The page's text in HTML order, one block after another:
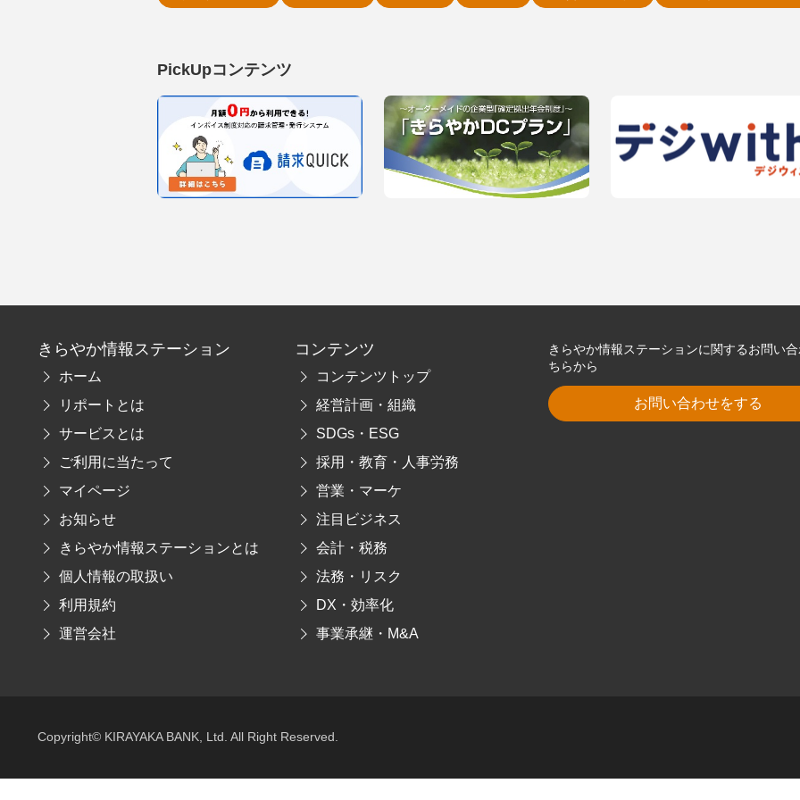
PickUpコンテンツ
きらやか情報ステーション
ホーム
リポートとは
サービスとは
ご利用に当たって
マイページ
お知らせ
きらやか情報ステーションとは
個人情報の取扱い
利用規約
運営会社
コンテンツ
コンテンツトップ
経営計画・組織
SDGs・ESG
採用・教育・人事労務
営業・マーケ
注目ビジネス
会計・税務
法務・リスク
DX・効率化
事業承継・M&A
きらやか情報ステーションに関するお問い
ちらから
お問い合わせをする
Copyright© KIRAYAKA BANK, Ltd. All Right Reserved.